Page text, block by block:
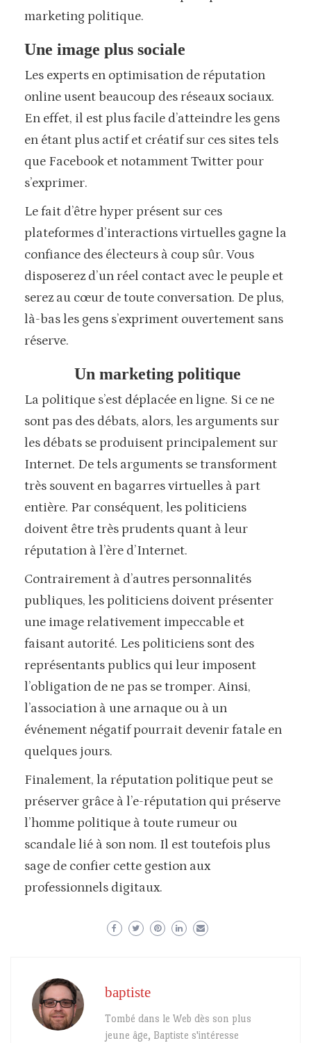
marketing politique.
Une image plus sociale
Les experts en optimisation de réputation
online usent beaucoup des réseaux sociaux.
En effet, il est plus facile d’atteindre les gens
en étant plus actif et créatif sur ces sites tels
que Facebook et notamment Twitter pour
s’exprimer.
Le fait d’être hyper présent sur ces
plateformes d’interactions virtuelles gagne la
confiance des électeurs à coup sûr. Vous
disposerez d’un réel contact avec le peuple et
serez au cœur de toute conversation. De plus,
là-bas les gens s’expriment ouvertement sans
réserve.
Un marketing politique
La politique s’est déplacée en ligne. Si ce ne
sont pas des débats, alors, les arguments sur
les débats se produisent principalement sur
Internet. De tels arguments se transforment
très souvent en bagarres virtuelles à part
entière. Par conséquent, les politiciens
doivent être très prudents quant à leur
réputation à l’ère d’Internet.
Contrairement à d’autres personnalités
publiques, les politiciens doivent présenter
une image relativement impeccable et
faisant autorité. Les politiciens sont des
représentants publics qui leur imposent
l’obligation de ne pas se tromper. Ainsi,
l’association à une arnaque ou à un
événement négatif pourrait devenir fatale en
quelques jours.
Finalement, la réputation politique peut se
préserver grâce à l’e-réputation qui préserve
l’homme politique à toute rumeur ou
scandale lié à son nom. Il est toutefois plus
sage de confier cette gestion aux
professionnels digitaux.
baptiste
Tombé dans le Web dès son plus
jeune âge, Baptiste s'intéresse